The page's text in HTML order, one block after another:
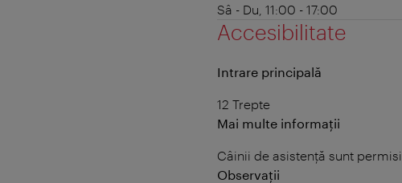
Sâ - Du, 11:00 - 17:00
Accesibilitate
Intrare principală
12 Trepte
Mai multe informații
Câinii de asistență sunt permisi
Observații